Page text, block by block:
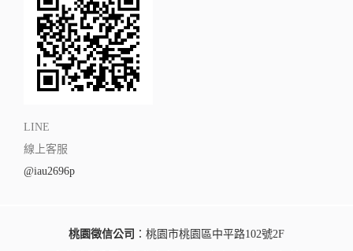
LINE
線上客服
@iau2696p
桃園徵信公司 ：桃園市桃園區中平路102號2F